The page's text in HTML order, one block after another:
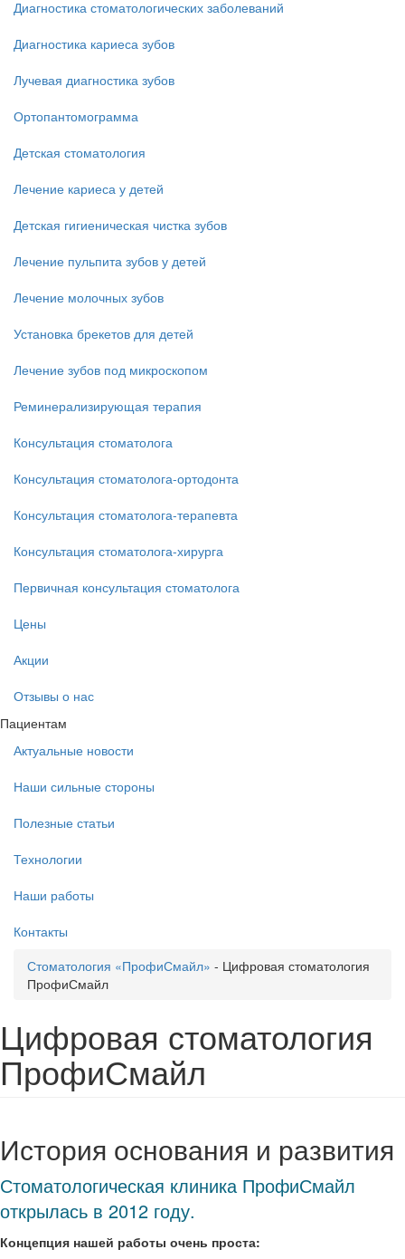
Диагностика стоматологических заболеваний
Диагностика кариеса зубов
Лучевая диагностика зубов
Ортопантомограмма
Детская стоматология
Лечение кариеса у детей
Детская гигиеническая чистка зубов
Лечение пульпита зубов у детей
Лечение молочных зубов
Установка брекетов для детей
Лечение зубов под микроскопом
Реминерализирующая терапия
Консультация стоматолога
Консультация стоматолога-ортодонта
Консультация стоматолога-терапевта
Консультация стоматолога-хирурга
Первичная консультация стоматолога
Цены
Акции
Отзывы о нас
Пациентам
Актуальные новости
Наши сильные стороны
Полезные статьи
Технологии
Наши работы
Контакты
Стоматология «ПрофиСмайл» - Цифровая стоматология
ПрофиСмайл
Цифровая стоматология
ПрофиСмайл
История основания и развития
Стоматологическая клиника ПрофиСмайл
открылась в 2012 году.
Концепция нашей работы очень проста: